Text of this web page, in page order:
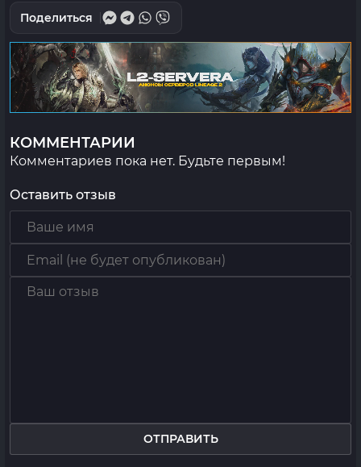
Поделиться
КОММЕНТАРИИ
Комментариев пока нет. Будьте первым!
Оставить отзыв
ОТПРАВИТЬ